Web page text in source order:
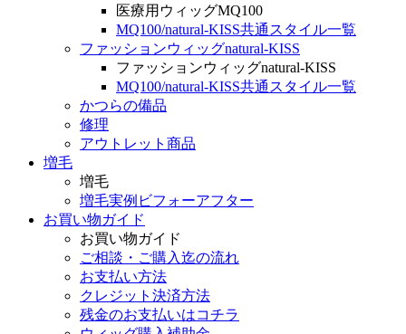
医療用ウィッグMQ100
MQ100/natural-KISS共通スタイル一覧
ファッションウィッグnatural-KISS
ファッションウィッグnatural-KISS
MQ100/natural-KISS共通スタイル一覧
かつらの備品
修理
アウトレット商品
増毛
増毛
増毛実例ビフォーアフター
お買い物ガイド
お買い物ガイド
ご相談・ご購入迄の流れ
お支払い方法
クレジット決済方法
残金のお支払いはコチラ